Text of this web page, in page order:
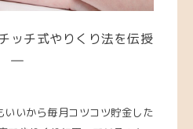
ッチ式やりくり法を伝授
―
いから毎月コツコツ貯金した